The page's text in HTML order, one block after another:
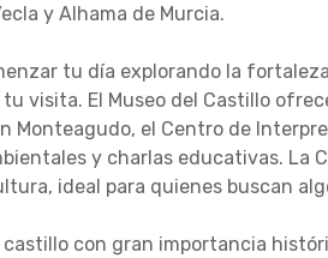
y Alhama de Murcia.
tu día explorando la
visita. El Museo del Castillo
Monteagudo, el Centro de
y charlas educativas. La
ideal para quienes buscan
con gran importancia